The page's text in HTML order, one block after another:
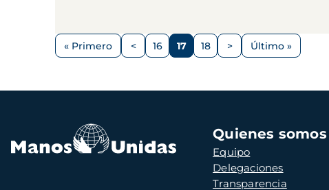
Paginación
Primera
« Primero
Página
< Página
16 Página
17 Página
18
Siguiente
>
Última
Último »
Navegación
principal
Quienes somos
Equipo
Delegaciones
Transparencia